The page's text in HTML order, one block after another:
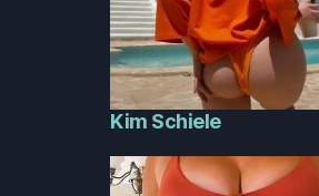
Kim Schiele